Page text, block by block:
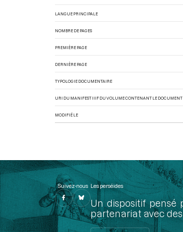
LANGUE PRINCIPALE
NOMBRE DE PAGES
PREMIÈRE PAGE
DERNIÈRE PAGE
TYPOLOGIE DOCUMENTAIRE
URI DU MANIFEST IIIF DU VOLUME CONTENANT LE DOCUMENT
MODIFIÉ LE
Suivez-nous Les perséides
Un dispositif pensé
partenariat avec